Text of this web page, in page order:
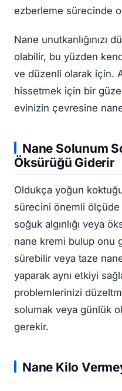
ezberleme sürecinde
Nane unutkanlığınızı
olabilir, bu yüzden
ve düzenli olarak için.
hissetmek için bir
evinizin çevresine
Nane Solunum
Öksürüğü Giderir
Oldukça yoğun
sürecini önemli ölçüde
soğuk algınlığı veya
nane kremi bulup onu
sürebilir veya taze
yaparak aynı etkiyi
problemlerinizi
solumak veya günlük
gerekir.
Nane Kilo